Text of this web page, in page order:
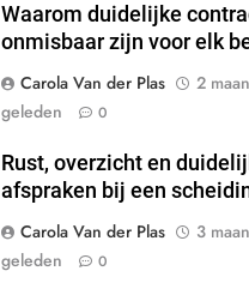
Waarom duidelijke
onmisbaar zijn voor elk
Carola Van der Plas
2
geleden
0
Rust, overzicht en
afspraken bij een
Carola Van der Plas
3
geleden
0